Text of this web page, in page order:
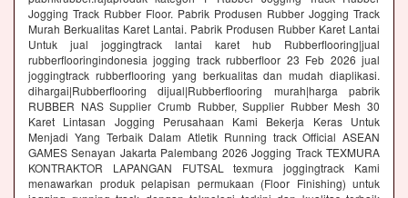
Jogging Track Rubber Floor. Pabrik Produsen Rubber Jogging Track
Murah Berkualitas Karet Lantai. Pabrik Produsen Rubber Karet Lantai
Untuk jual joggingtrack lantai karet hub Rubberflooring|jual
rubberflooringindonesia jogging track rubberfloor 23 Feb 2026 jual
joggingtrack rubberflooring yang berkualitas dan mudah diaplikasi.
dihargai|Rubberflooring dijual|Rubberflooring murah|harga pabrik
RUBBER NAS Supplier Crumb Rubber, Supplier Rubber Mesh 30
Karet Lintasan Jogging Perusahaan Kami Bekerja Keras Untuk
Menjadi Yang Terbaik Dalam Atletik Running track Official ASEAN
GAMES Senayan Jakarta Palembang 2026 Jogging Track TEXMURA
KONTRAKTOR LAPANGAN FUTSAL texmura joggingtrack Kami
menawarkan produk pelapisan permukaan (Floor Finishing) untuk